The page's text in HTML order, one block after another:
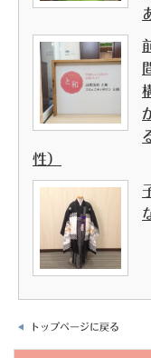
性）
トップページに戻る